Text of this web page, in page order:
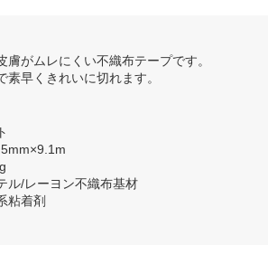
膚がムレにくい不織布テープです。
素早くきれいに切れます。
ル/レーヨン不織布基材
粘着剤